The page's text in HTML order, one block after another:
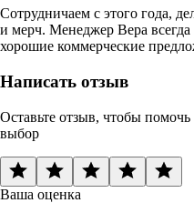
Сотрудничаем с этого года,
и мерч. Менеджер Вера
хорошие коммерческие
Написать отзыв
Оставьте отзыв, чтобы
выбор
Ваша оценка